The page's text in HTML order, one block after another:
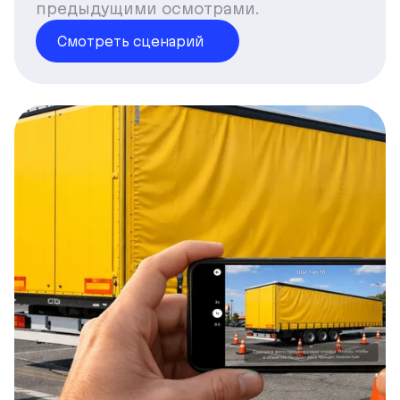
предыдущими осмотрами.
Смотреть сценарий